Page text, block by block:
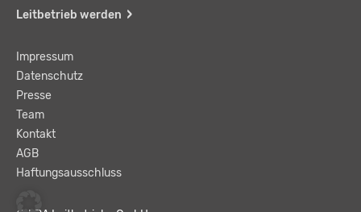
Leitbetrieb werden
Impressum
Datenschutz
Presse
Team
Kontakt
AGB
Haftungsausschluss